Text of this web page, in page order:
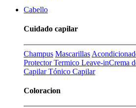
Cabello
Cuidado capilar
Champus Mascarillas
Protector Termico Leave-inCrema
CapilarTónico Capilar
Coloracion